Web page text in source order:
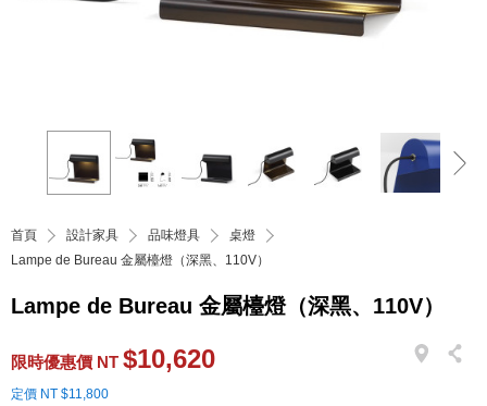
首頁 設計家具 品味燈具
桌燈
Lampe de Bureau 金屬檯燈（深黑、110V）
Lampe de Bureau 金屬檯燈（深黑、110V）
限時優惠價 NT $10,620
定價 NT $11,800